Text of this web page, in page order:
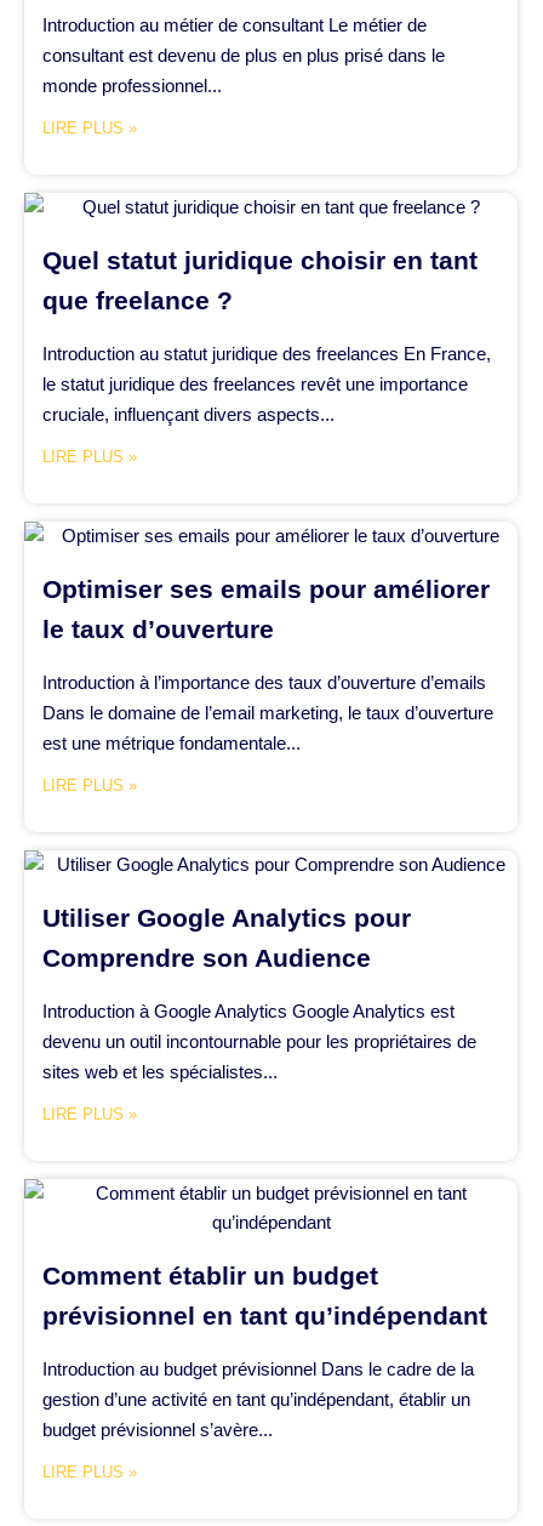
Introduction au métier de consultant Le métier de
consultant est devenu de plus en plus prisé dans le
monde professionnel...
LIRE PLUS »
Quel statut juridique choisir en tant
que freelance ?
Introduction au statut juridique des freelances En France,
le statut juridique des freelances revêt une importance
cruciale, influençant divers aspects...
LIRE PLUS »
Optimiser ses emails pour améliorer
le taux d’ouverture
Introduction à l’importance des taux d’ouverture d’emails
Dans le domaine de l’email marketing, le taux d’ouverture
est une métrique fondamentale...
LIRE PLUS »
Utiliser Google Analytics pour
Comprendre son Audience
Introduction à Google Analytics Google Analytics est
devenu un outil incontournable pour les propriétaires de
sites web et les spécialistes...
LIRE PLUS »
Comment établir un budget
prévisionnel en tant qu’indépendant
Introduction au budget prévisionnel Dans le cadre de la
gestion d’une activité en tant qu’indépendant, établir un
budget prévisionnel s’avère...
LIRE PLUS »